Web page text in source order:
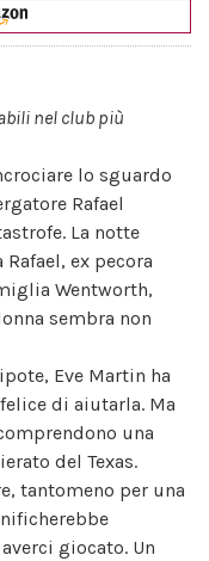
nel club più
lo sguardo
Rafael
La notte
ex pecora
Wentworth,
sembra non
Eve Martin ha
di aiutarla. Ma
una
del Texas.
tantomeno per una
giocato. Un